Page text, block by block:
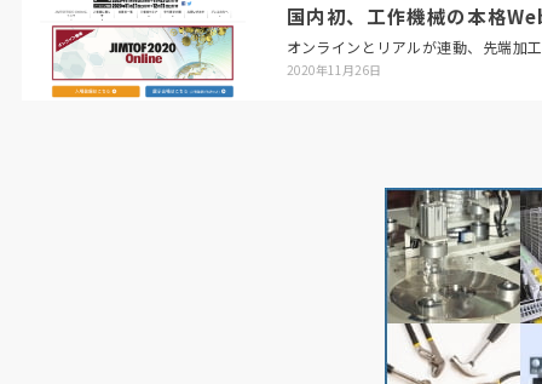
国内初、工作機械の本格
オンラインとリアルが連動、先端加
2020年11月26日